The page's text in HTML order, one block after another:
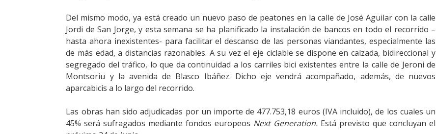
Del mismo modo, ya está creado un nuevo paso de peatones en la calle de José Aguilar con la calle
Jordi de San Jorge, y esta semana se ha planificado la instalación de bancos en todo el recorrido –
hasta ahora inexistentes- para facilitar el descanso de las personas viandantes, especialmente las
de más edad, a distancias razonables. A su vez el eje ciclable se dispone en calzada, bidireccional y
segregado del tráfico, lo que da continuidad a los carriles bici existentes entre la calle de Jeroni de
Montsoriu y la avenida de Blasco Ibáñez. Dicho eje vendrá acompañado, además, de nuevos
aparcabicis a lo largo del recorrido.
Las obras han sido adjudicadas por un importe de 477.753,18 euros (IVA incluido), de los cuales un
45% será sufragados mediante fondos europeos Next Generation. Está previsto que concluyan el